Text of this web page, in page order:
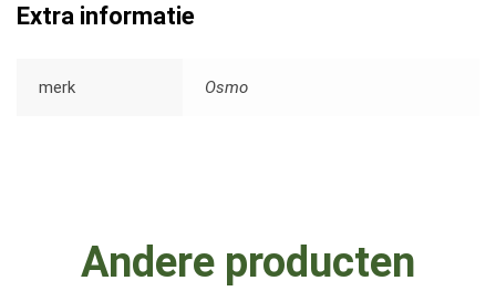
Extra informatie
merk Osmo
Andere producten